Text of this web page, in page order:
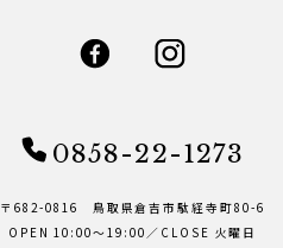
0858-22-1273
〒682-0816 鳥取県倉吉市駄経寺町80-6
OPEN 10:00～19:00／CLOSE 火曜日